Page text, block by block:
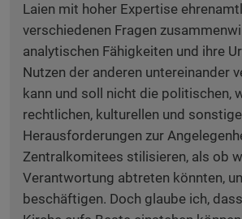
Laien mit hoher Expertise
verschiedenen Fragen
analytischen Fähigkeiten und ihre
Nutzen der anderen untereinander
kann und soll nicht die politischen,
rechtlichen, kulturellen und
Herausforderungen zur
Zentralkomitees stilisieren, als ob
Verantwortung abtreten könnten,
beschäftigen. Doch glaube ich,